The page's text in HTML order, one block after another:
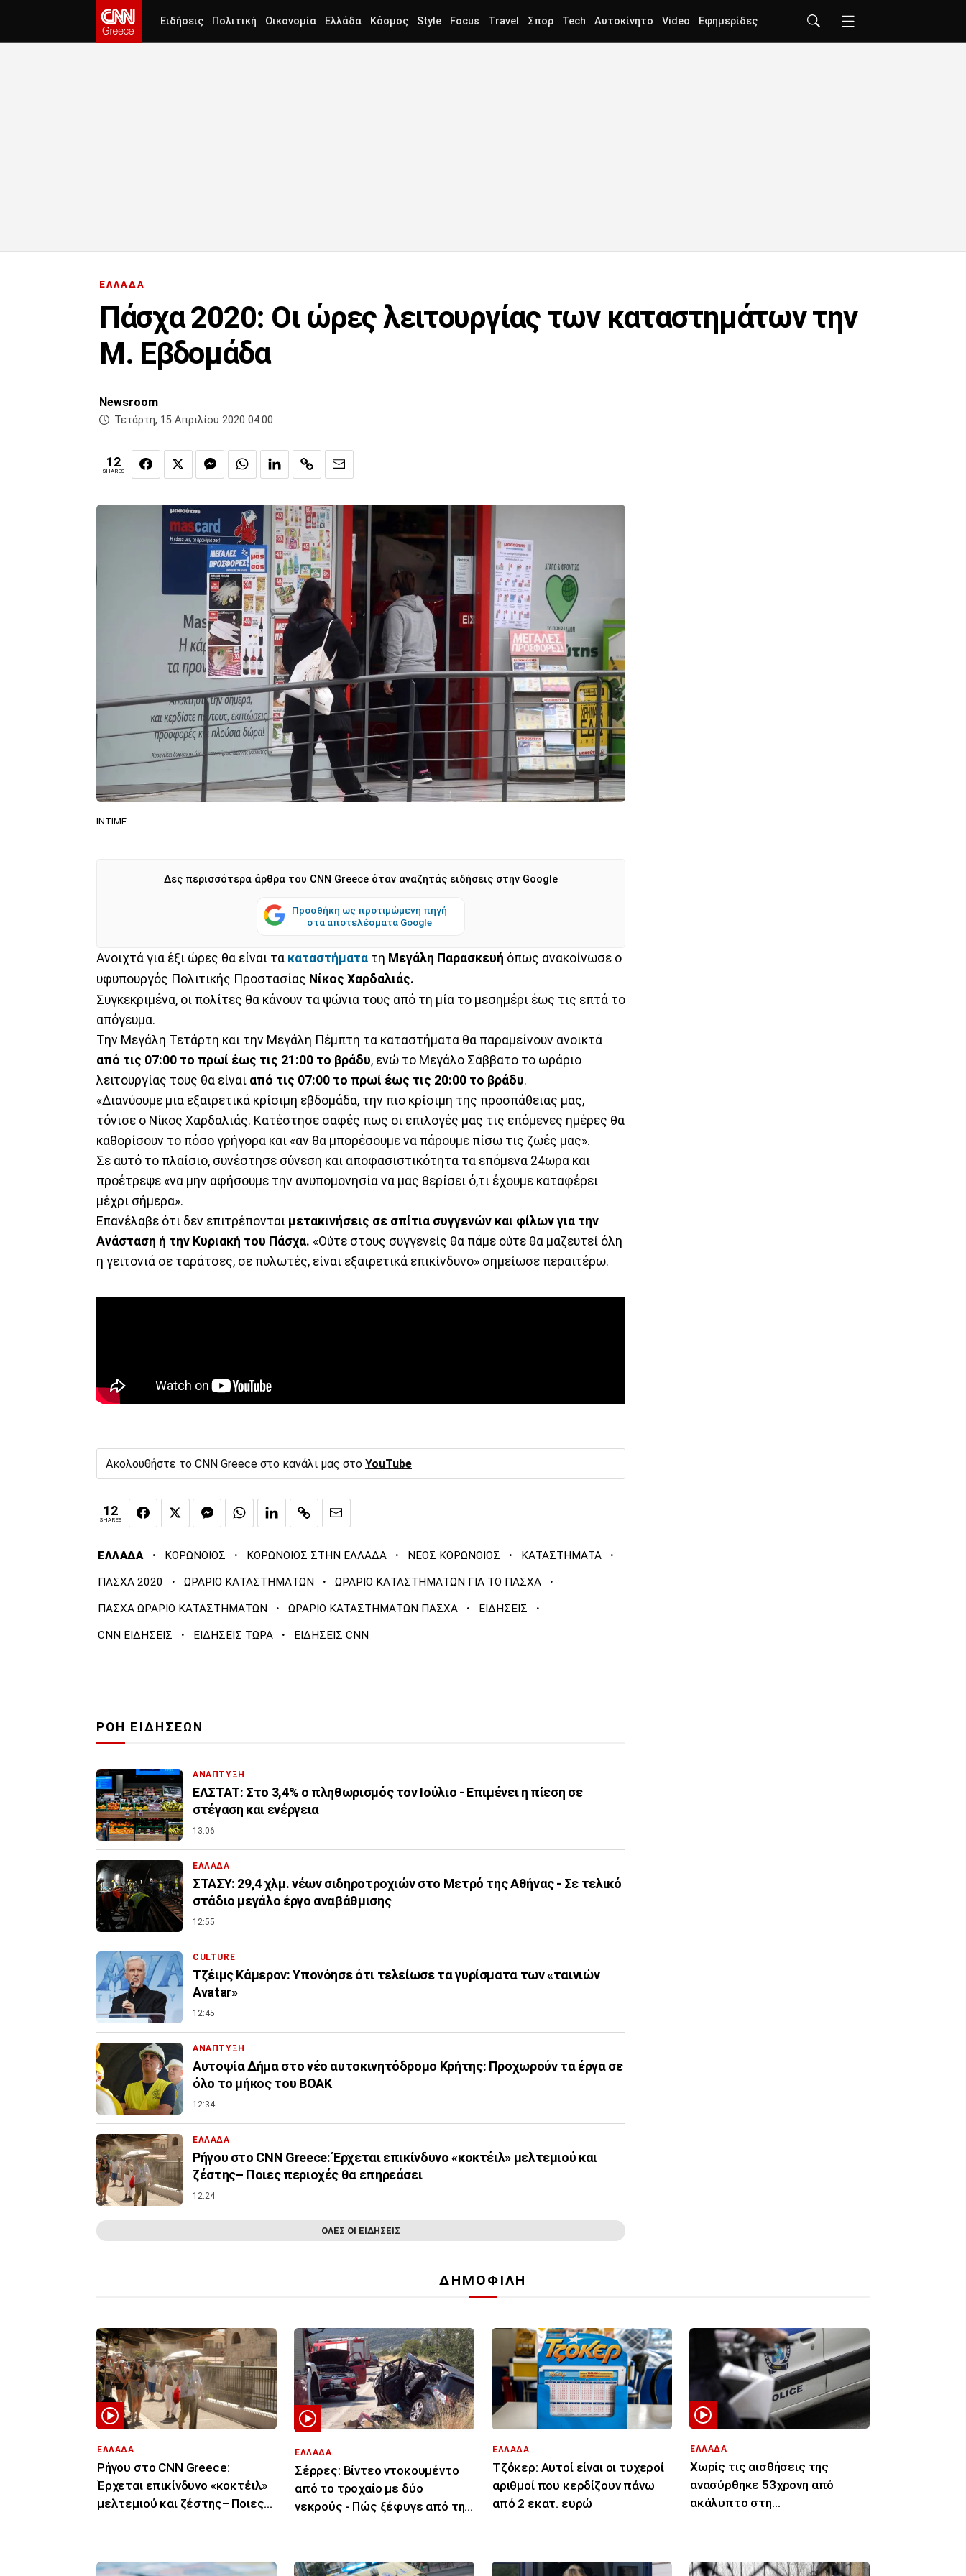
Ειδήσεις Πολιτική Οικονομία Ελλάδα Κόσμος Style Focus Travel Σπορ Tech Αυτοκίνητο Video Εφημερίδες
ΕΛΛΑΔΑ
Πάσχα 2020: Οι ώρες λειτουργίας των καταστημάτων την
Μ. Εβδομάδα
Newsroom
Τετάρτη, 15 Απριλίου 2020 04:00
12
SHARES
ΙΝΤΙΜΕ
Δες περισσότερα άρθρα του CNN Greece όταν αναζητάς ειδήσεις στην Google
Προσθήκη ως προτιμώμενη πηγή
στα αποτελέσματα Google
Ανοιχτά για έξι ώρες θα είναι τα καταστήματα τη Μεγάλη Παρασκευή όπως ανακοίνωσε ο
υφυπουργός Πολιτικής Προστασίας Νίκος Χαρδαλιάς.
Συγκεκριμένα, οι πολίτες θα κάνουν τα ψώνια τους από τη μία το μεσημέρι έως τις επτά το
απόγευμα.
Την Μεγάλη Τετάρτη και την Μεγάλη Πέμπτη τα καταστήματα θα παραμείνουν ανοικτά
από τις 07:00 το πρωί έως τις 21:00 το βράδυ, ενώ το Μεγάλο Σάββατο το ωράριο
λειτουργίας τους θα είναι από τις 07:00 το πρωί έως τις 20:00 το βράδυ.
«Διανύουμε μια εξαιρετικά κρίσιμη εβδομάδα, την πιο κρίσιμη της προσπάθειας μας,
τόνισε ο Νίκος Χαρδαλιάς. Κατέστησε σαφές πως οι επιλογές μας τις επόμενες ημέρες θα
καθορίσουν το πόσο γρήγορα και «αν θα μπορέσουμε να πάρουμε πίσω τις ζωές μας».
Σε αυτό το πλαίσιο, συνέστησε σύνεση και αποφασιστικότητα τα επόμενα 24ωρα και
προέτρεψε «να μην αφήσουμε την ανυπομονησία να μας θερίσει ό,τι έχουμε καταφέρει
μέχρι σήμερα».
Επανέλαβε ότι δεν επιτρέπονται μετακινήσεις σε σπίτια συγγενών και φίλων για την
Ανάσταση ή την Κυριακή του Πάσχα. «Ούτε στους συγγενείς θα πάμε ούτε θα μαζευτεί όλη
η γειτονιά σε ταράτσες, σε πυλωτές, είναι εξαιρετικά επικίνδυνο» σημείωσε περαιτέρω.
Ακολουθήστε το CNN Greece στο κανάλι μας στο YouTube
12
SHARES
ΕΛΛΑΔΑ · ΚΟΡΩΝΟΪΟΣ · ΚΟΡΩΝΟΪΟΣ ΣΤΗΝ ΕΛΛΑΔΑ · ΝΕΟΣ ΚΟΡΩΝΟΪΟΣ · ΚΑΤΑΣΤΗΜΑΤΑ ·
ΠΑΣΧΑ 2020 · ΩΡΑΡΙΟ ΚΑΤΑΣΤΗΜΑΤΩΝ · ΩΡΑΡΙΟ ΚΑΤΑΣΤΗΜΑΤΩΝ ΓΙΑ ΤΟ ΠΑΣΧΑ ·
ΠΑΣΧΑ ΩΡΑΡΙΟ ΚΑΤΑΣΤΗΜΑΤΩΝ · ΩΡΑΡΙΟ ΚΑΤΑΣΤΗΜΑΤΩΝ ΠΑΣΧΑ · ΕΙΔΗΣΕΙΣ ·
CNN ΕΙΔΗΣΕΙΣ · ΕΙΔΗΣΕΙΣ ΤΩΡΑ · ΕΙΔΗΣΕΙΣ CNN
ΡΟΗ ΕΙΔΗΣΕΩΝ
ΑΝΑΠΤΥΞΗ
ΕΛΣΤΑΤ: Στο 3,4% ο πληθωρισμός τον Ιούλιο - Επιμένει η πίεση σε
στέγαση και ενέργεια
13:06
ΕΛΛΑΔΑ
ΣΤΑΣΥ: 29,4 χλμ. νέων σιδηροτροχιών στο Μετρό της Αθήνας - Σε τελικό
στάδιο μεγάλο έργο αναβάθμισης
12:55
CULTURE
Τζέιμς Κάμερον: Υπονόησε ότι τελείωσε τα γυρίσματα των «ταινιών
Avatar»
12:45
ΑΝΑΠΤΥΞΗ
Αυτοψία Δήμα στο νέο αυτοκινητόδρομο Κρήτης: Προχωρούν τα έργα σε
όλο το μήκος του ΒΟΑΚ
12:34
ΕΛΛΑΔΑ
Ρήγου στο CNN Greece: Έρχεται επικίνδυνο «κοκτέιλ» μελτεμιού και
ζέστης– Ποιες περιοχές θα επηρεάσει
12:24
ΟΛΕΣ ΟΙ ΕΙΔΗΣΕΙΣ
ΔΗΜΟΦΙΛΗ
ΕΛΛΑΔΑ
Ρήγου στο CNN Greece:
Έρχεται επικίνδυνο «κοκτέιλ»
μελτεμιού και ζέστης– Ποιες
ΕΛΛΑΔΑ
Σέρρες: Βίντεο ντοκουμέντο
από το τροχαίο με δύο
νεκρούς - Πώς ξέφυγε από την
ΕΛΛΑΔΑ
Τζόκερ: Αυτοί είναι οι τυχεροί
αριθμοί που κερδίζουν πάνω
από 2 εκατ. ευρώ
ΕΛΛΑΔΑ
Χωρίς τις αισθήσεις της
ανασύρθηκε 53χρονη από
ακάλυπτο στη